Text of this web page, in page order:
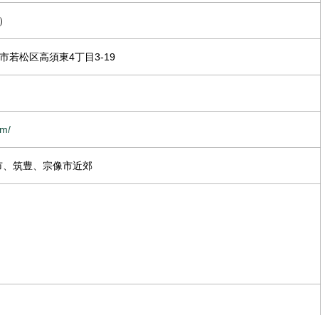
若松区高須東4丁目3-19
筑豊、宗像市近郊